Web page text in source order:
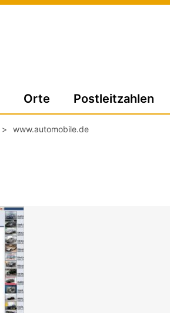
Orte Postleitzahlen
> www.automobile.de